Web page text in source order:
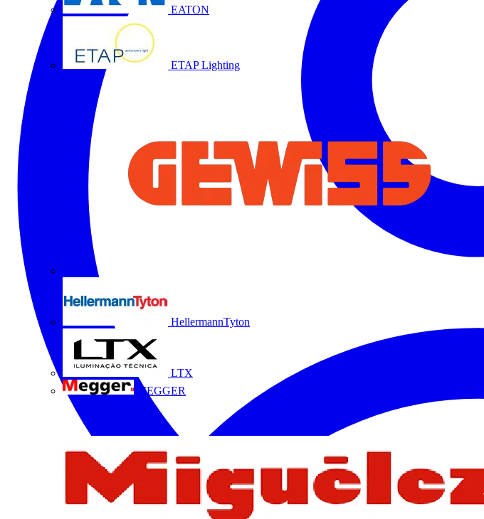
EATON
ETAP Lighting
HellermannTyton
LTX
MEGGER